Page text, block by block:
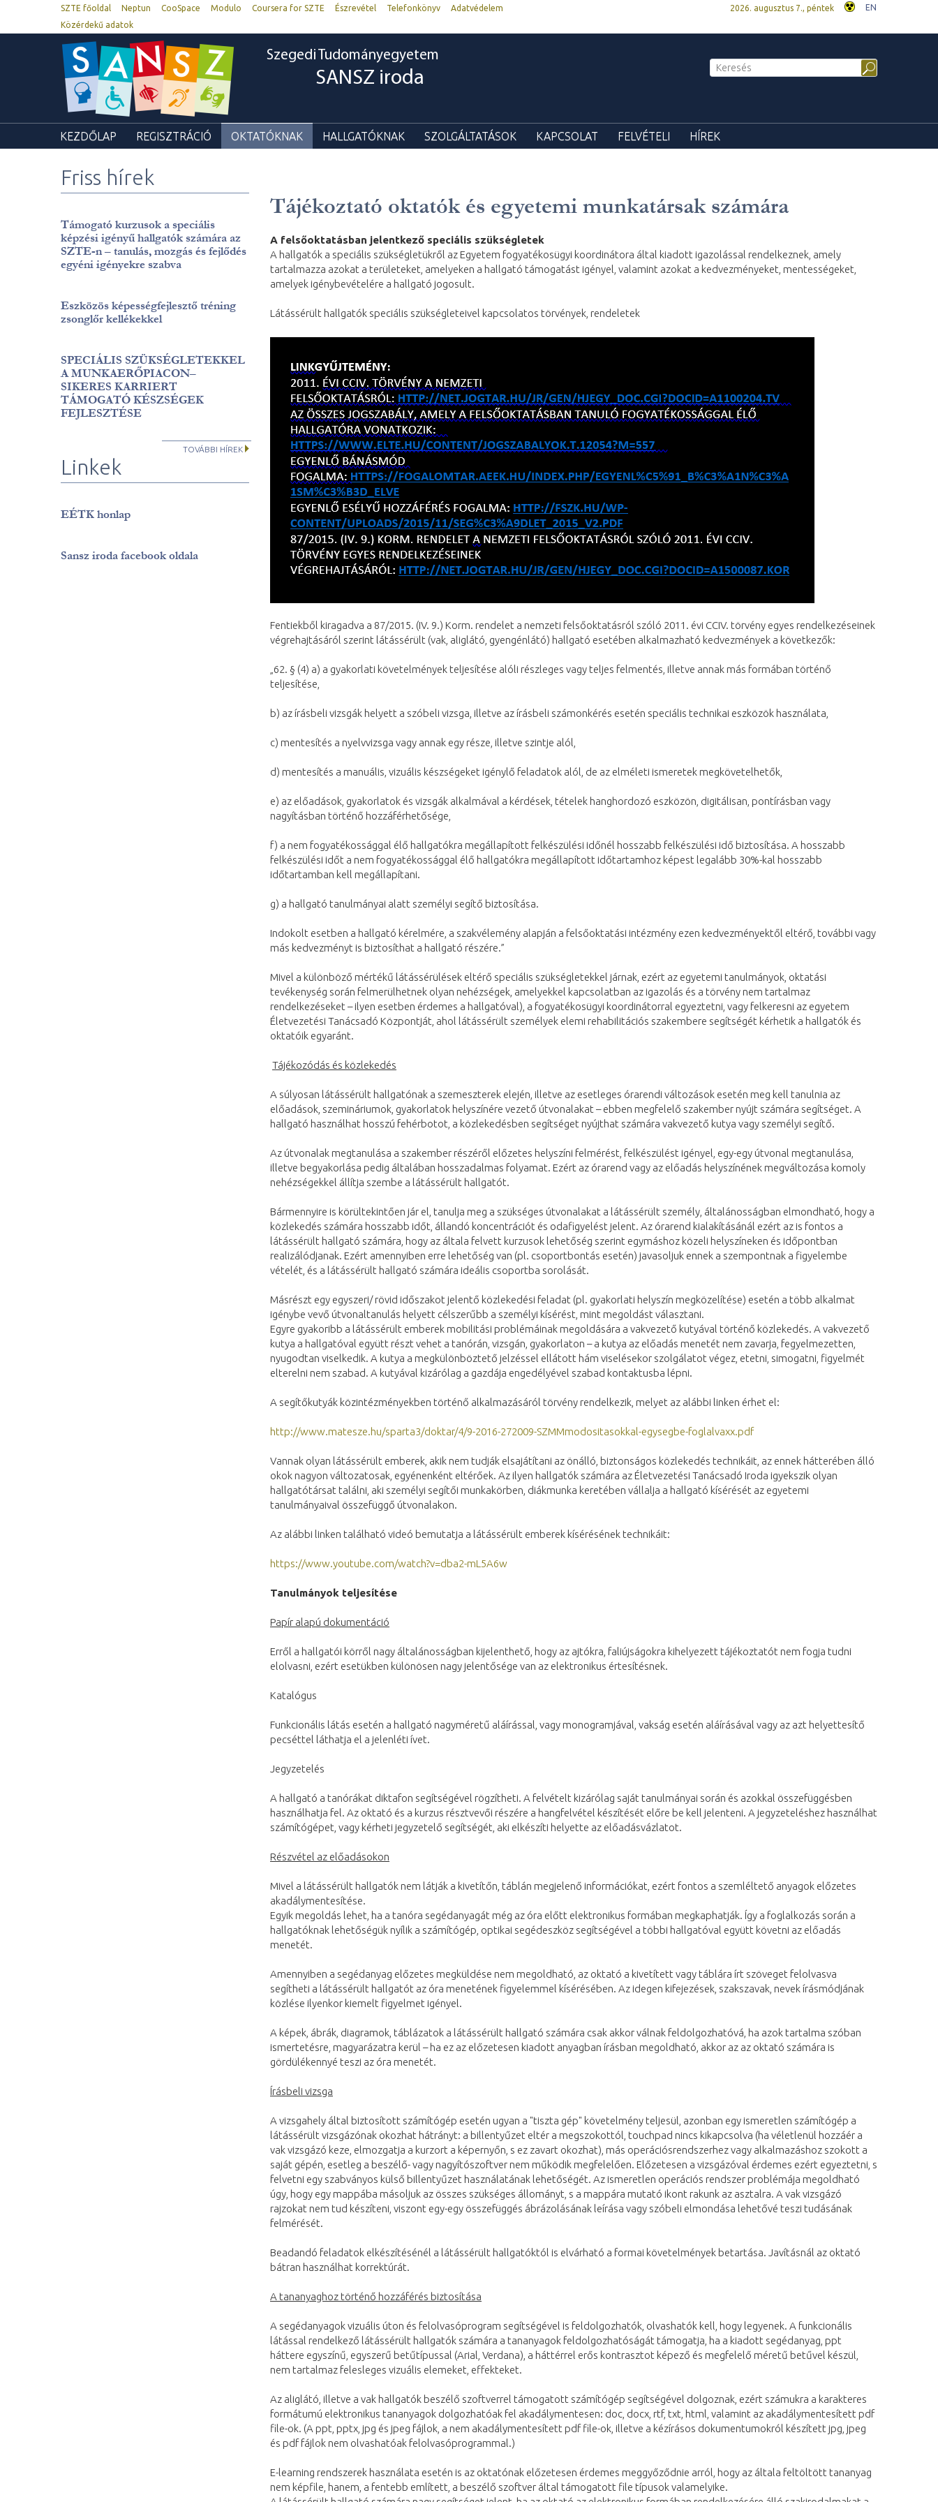
SZTE főoldal Neptun CooSpace Modulo Coursera for SZTE Észrevétel Telefonkönyv
Adatvédelem
Közérdekű adatok
2026. augusztus 7., péntek EN
Szegedi Tudományegyetem
SANSZ iroda
KEZDŐLAP REGISZTRÁCIÓ OKTATÓKNAK HALLGATÓKNAK SZOLGÁLTATÁSOK KAPCSOLAT FELVÉTELI HÍREK
Friss hírek
Támogató kurzusok a speciális
képzési igényű hallgatók számára az
SZTE-n – tanulás, mozgás és fejlődés
egyéni igényekre szabva
Eszközös képességfejlesztő tréning
zsonglőr kellékekkel
SPECIÁLIS SZÜKSÉGLETEKKEL
A MUNKAERŐPIACON–
SIKERES KARRIERT
TÁMOGATÓ KÉSZSÉGEK
FEJLESZTÉSE
TOVÁBBI HÍREK
Linkek
EÉTK honlap
Sansz iroda facebook oldala
Tájékoztató oktatók és egyetemi munkatársak számára
A felsőoktatásban jelentkező speciális szükségletek
A hallgatók a speciális szükségletükről az Egyetem fogyatékosügyi koordinátora által kiadott igazolással rendelkeznek, amely
tartalmazza azokat a területeket, amelyeken a hallgató támogatást igényel, valamint azokat a kedvezményeket, mentességeket,
amelyek igénybevételére a hallgató jogosult.
Látássérült hallgatók speciális szükségleteivel kapcsolatos törvények, rendeletek
Fentiekből kiragadva a 87/2015. (IV. 9.) Korm. rendelet a nemzeti felsőoktatásról szóló 2011. évi CCIV. törvény egyes rendelkezéseinek
végrehajtásáról szerint látássérült (vak, aliglátó, gyengénlátó) hallgató esetében alkalmazható kedvezmények a következők:
„62. § (4) a) a gyakorlati követelmények teljesítése alóli részleges vagy teljes felmentés, illetve annak más formában történő
teljesítése,
b) az írásbeli vizsgák helyett a szóbeli vizsga, illetve az írásbeli számonkérés esetén speciális technikai eszközök használata,
c) mentesítés a nyelvvizsga vagy annak egy része, illetve szintje alól,
d) mentesítés a manuális, vizuális készségeket igénylő feladatok alól, de az elméleti ismeretek megkövetelhetők,
e) az előadások, gyakorlatok és vizsgák alkalmával a kérdések, tételek hanghordozó eszközön, digitálisan, pontírásban vagy
nagyításban történő hozzáférhetősége,
f) a nem fogyatékossággal élő hallgatókra megállapított felkészülési időnél hosszabb felkészülési idő biztosítása. A hosszabb
felkészülési időt a nem fogyatékossággal élő hallgatókra megállapított időtartamhoz képest legalább 30%-kal hosszabb
időtartamban kell megállapítani.
g) a hallgató tanulmányai alatt személyi segítő biztosítása.
Indokolt esetben a hallgató kérelmére, a szakvélemény alapján a felsőoktatási intézmény ezen kedvezményektől eltérő, további vagy
más kedvezményt is biztosíthat a hallgató részére.”
Mivel a különböző mértékű látássérülések eltérő speciális szükségletekkel járnak, ezért az egyetemi tanulmányok, oktatási
tevékenység során felmerülhetnek olyan nehézségek, amelyekkel kapcsolatban az igazolás és a törvény nem tartalmaz
rendelkezéseket – ilyen esetben érdemes a hallgatóval), a fogyatékosügyi koordinátorral egyeztetni, vagy felkeresni az egyetem
Életvezetési Tanácsadó Központját, ahol látássérült személyek elemi rehabilitációs szakembere segítségét kérhetik a hallgatók és
oktatóik egyaránt.
Tájékozódás és közlekedés
A súlyosan látássérült hallgatónak a szemeszterek elején, illetve az esetleges órarendi változások esetén meg kell tanulnia az
előadások, szemináriumok, gyakorlatok helyszínére vezető útvonalakat – ebben megfelelő szakember nyújt számára segítséget. A
hallgató használhat hosszú fehérbotot, a közlekedésben segítséget nyújthat számára vakvezető kutya vagy személyi segítő.
Az útvonalak megtanulása a szakember részéről előzetes helyszíni felmérést, felkészülést igényel, egy-egy útvonal megtanulása,
illetve begyakorlása pedig általában hosszadalmas folyamat. Ezért az órarend vagy az előadás helyszínének megváltozása komoly
nehézségekkel állítja szembe a látássérült hallgatót.
Bármennyire is körültekintően jár el, tanulja meg a szükséges útvonalakat a látássérült személy, általánosságban elmondható, hogy a
közlekedés számára hosszabb időt, állandó koncentrációt és odafigyelést jelent. Az órarend kialakításánál ezért az is fontos a
látássérült hallgató számára, hogy az általa felvett kurzusok lehetőség szerint egymáshoz közeli helyszíneken és időpontban
realizálódjanak. Ezért amennyiben erre lehetőség van (pl. csoportbontás esetén) javasoljuk ennek a szempontnak a figyelembe
vételét, és a látássérült hallgató számára ideális csoportba sorolását.
Másrészt egy egyszeri/ rövid időszakot jelentő közlekedési feladat (pl. gyakorlati helyszín megközelítése) esetén a több alkalmat
igénybe vevő útvonaltanulás helyett célszerűbb a személyi kísérést, mint megoldást választani.
Egyre gyakoribb a látássérült emberek mobilitási problémáinak megoldására a vakvezető kutyával történő közlekedés. A vakvezető
kutya a hallgatóval együtt részt vehet a tanórán, vizsgán, gyakorlaton – a kutya az előadás menetét nem zavarja, fegyelmezetten,
nyugodtan viselkedik. A kutya a megkülönböztető jelzéssel ellátott hám viselésekor szolgálatot végez, etetni, simogatni, figyelmét
elterelni nem szabad. A kutyával kizárólag a gazdája engedélyével szabad kontaktusba lépni.
A segítőkutyák közintézményekben történő alkalmazásáról törvény rendelkezik, melyet az alábbi linken érhet el:
http://www.matesze.hu/sparta3/doktar/4/9-2016-272009-SZMMmodositasokkal-egysegbe-foglalvaxx.pdf
Vannak olyan látássérült emberek, akik nem tudják elsajátítani az önálló, biztonságos közlekedés technikáit, az ennek hátterében álló
okok nagyon változatosak, egyénenként eltérőek. Az ilyen hallgatók számára az Életvezetési Tanácsadó Iroda igyekszik olyan
hallgatótársat találni, aki személyi segítői munkakörben, diákmunka keretében vállalja a hallgató kísérését az egyetemi
tanulmányaival összefüggő útvonalakon.
Az alábbi linken található videó bemutatja a látássérült emberek kísérésének technikáit:
https://www.youtube.com/watch?v=dba2-mL5A6w
Tanulmányok teljesítése
Papír alapú dokumentáció
Erről a hallgatói körről nagy általánosságban kijelenthető, hogy az ajtókra, faliújságokra kihelyezett tájékoztatót nem fogja tudni
elolvasni, ezért esetükben különösen nagy jelentősége van az elektronikus értesítésnek.
Katalógus
Funkcionális látás esetén a hallgató nagyméretű aláírással, vagy monogramjával, vakság esetén aláírásával vagy az azt helyettesítő
pecséttel láthatja el a jelenléti ívet.
Jegyzetelés
A hallgató a tanórákat diktafon segítségével rögzítheti. A felvételt kizárólag saját tanulmányai során és azokkal összefüggésben
használhatja fel. Az oktató és a kurzus résztvevői részére a hangfelvétel készítését előre be kell jelenteni. A jegyzeteléshez használhat
számítógépet, vagy kérheti jegyzetelő segítségét, aki elkészíti helyette az előadásvázlatot.
Részvétel az előadásokon
Mivel a látássérült hallgatók nem látják a kivetítőn, táblán megjelenő információkat, ezért fontos a szemléltető anyagok előzetes
akadálymentesítése.
Egyik megoldás lehet, ha a tanóra segédanyagát még az óra előtt elektronikus formában megkaphatják. Így a foglalkozás során a
hallgatóknak lehetőségük nyílik a számítógép, optikai segédeszköz segítségével a többi hallgatóval együtt követni az előadás
menetét.
Amennyiben a segédanyag előzetes megküldése nem megoldható, az oktató a kivetített vagy táblára írt szöveget felolvasva
segítheti a látássérült hallgatót az óra menetének figyelemmel kísérésében. Az idegen kifejezések, szakszavak, nevek írásmódjának
közlése ilyenkor kiemelt figyelmet igényel.
A képek, ábrák, diagramok, táblázatok a látássérült hallgató számára csak akkor válnak feldolgozhatóvá, ha azok tartalma szóban
ismertetésre, magyarázatra kerül – ha ez az előzetesen kiadott anyagban írásban megoldható, akkor az az oktató számára is
gördülékennyé teszi az óra menetét.
Írásbeli vizsga
A vizsgahely által biztosított számítógép esetén ugyan a "tiszta gép" követelmény teljesül, azonban egy ismeretlen számítógép a
látássérült vizsgázónak okozhat hátrányt: a billentyűzet eltér a megszokottól, touchpad nincs kikapcsolva (ha véletlenül hozzáér a
vak vizsgázó keze, elmozgatja a kurzort a képernyőn, s ez zavart okozhat), más operációsrendszerhez vagy alkalmazáshoz szokott a
saját gépén, esetleg a beszélő- vagy nagyítószoftver nem működik megfelelően. Előzetesen a vizsgázóval érdemes ezért egyeztetni, s
felvetni egy szabványos külső billentyűzet használatának lehetőségét. Az ismeretlen operációs rendszer problémája megoldható
úgy, hogy egy mappába másoljuk az összes szükséges állományt, s a mappára mutató ikont rakunk az asztalra. A vak vizsgázó
rajzokat nem tud készíteni, viszont egy-egy összefüggés ábrázolásának leírása vagy szóbeli elmondása lehetővé teszi tudásának
felmérését.
Beadandó feladatok elkészítésénél a látássérült hallgatóktól is elvárható a formai követelmények betartása. Javításnál az oktató
bátran használhat korrektúrát.
A tananyaghoz történő hozzáférés biztosítása
A segédanyagok vizuális úton és felolvasóprogram segítségével is feldolgozhatók, olvashatók kell, hogy legyenek. A funkcionális
látással rendelkező látássérült hallgatók számára a tananyagok feldolgozhatóságát támogatja, ha a kiadott segédanyag, ppt
háttere egyszínű, egyszerű betűtípussal (Arial, Verdana), a háttérrel erős kontrasztot képező és megfelelő méretű betűvel készül,
nem tartalmaz felesleges vizuális elemeket, effekteket.
Az aliglátó, illetve a vak hallgatók beszélő szoftverrel támogatott számítógép segítségével dolgoznak, ezért számukra a karakteres
formátumú elektronikus tananyagok dolgozhatóak fel akadálymentesen: doc, docx, rtf, txt, html, valamint az akadálymentesített pdf
file-ok. (A ppt, pptx, jpg és jpeg fájlok, a nem akadálymentesített pdf file-ok, illetve a kézírásos dokumentumokról készített jpg, jpeg
és pdf fájlok nem olvashatóak felolvasóprogrammal.)
E-learning rendszerek használata esetén is az oktatónak előzetesen érdemes meggyőződnie arról, hogy az általa feltöltött tananyag
nem képfile, hanem, a fentebb említett, a beszélő szoftver által támogatott file típusok valamelyike.